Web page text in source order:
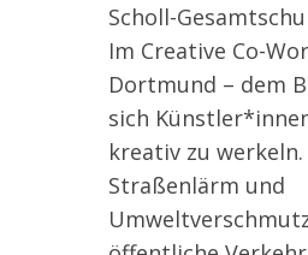
Scholl-
Im Creative Co-
Dortmund – dem
sich
kreativ zu werkeln.
Straßenlärm und